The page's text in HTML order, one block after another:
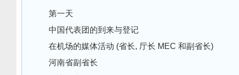
第一天
中国代表团的到来与登记
在机场的媒体活动 (省长, 厅长 MEC 和副省长)
河南省副省长